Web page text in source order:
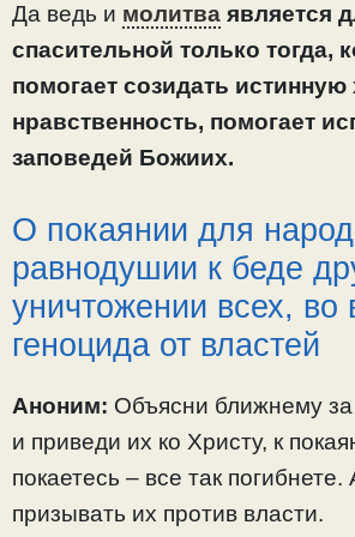
Да ведь и молитва является
спасительной только тогда,
помогает созидать
нравственность, помогает
заповедей Божиих.
О покаянии для
равнодушии к беде
уничтожении всех, во
геноцида от властей
Аноним: Объясни ближнему
и приведи их ко Христу, к
покаетесь – все так
призывать их против власти.